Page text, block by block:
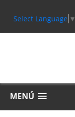
Select Language ▼
MENÚ